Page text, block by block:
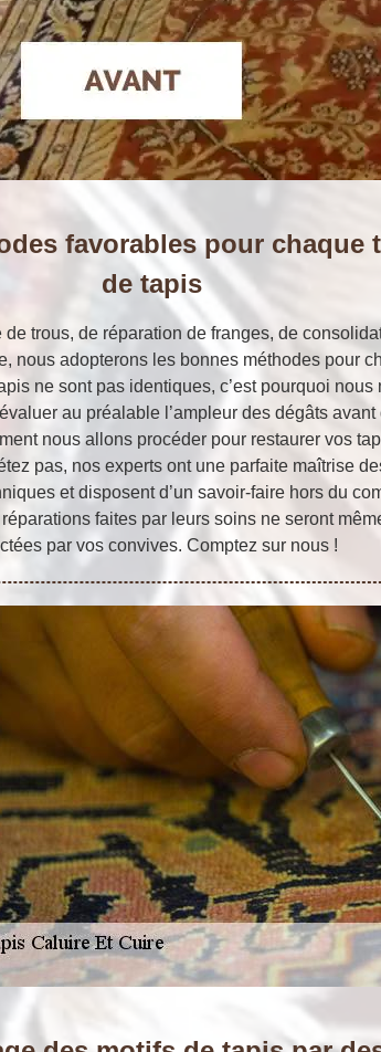
favorables pour chaque
de tapis
de trous, de réparation de franges, de
nous adopterons les bonnes méthodes pour
ne sont pas identiques, c’est pourquoi nous
au préalable l’ampleur des dégâts avant
nous allons procéder pour restaurer vos
pas, nos experts ont une parfaite maîtrise
et disposent d’un savoir-faire hors du
faites par leurs soins ne seront
par vos convives. Comptez sur nous !